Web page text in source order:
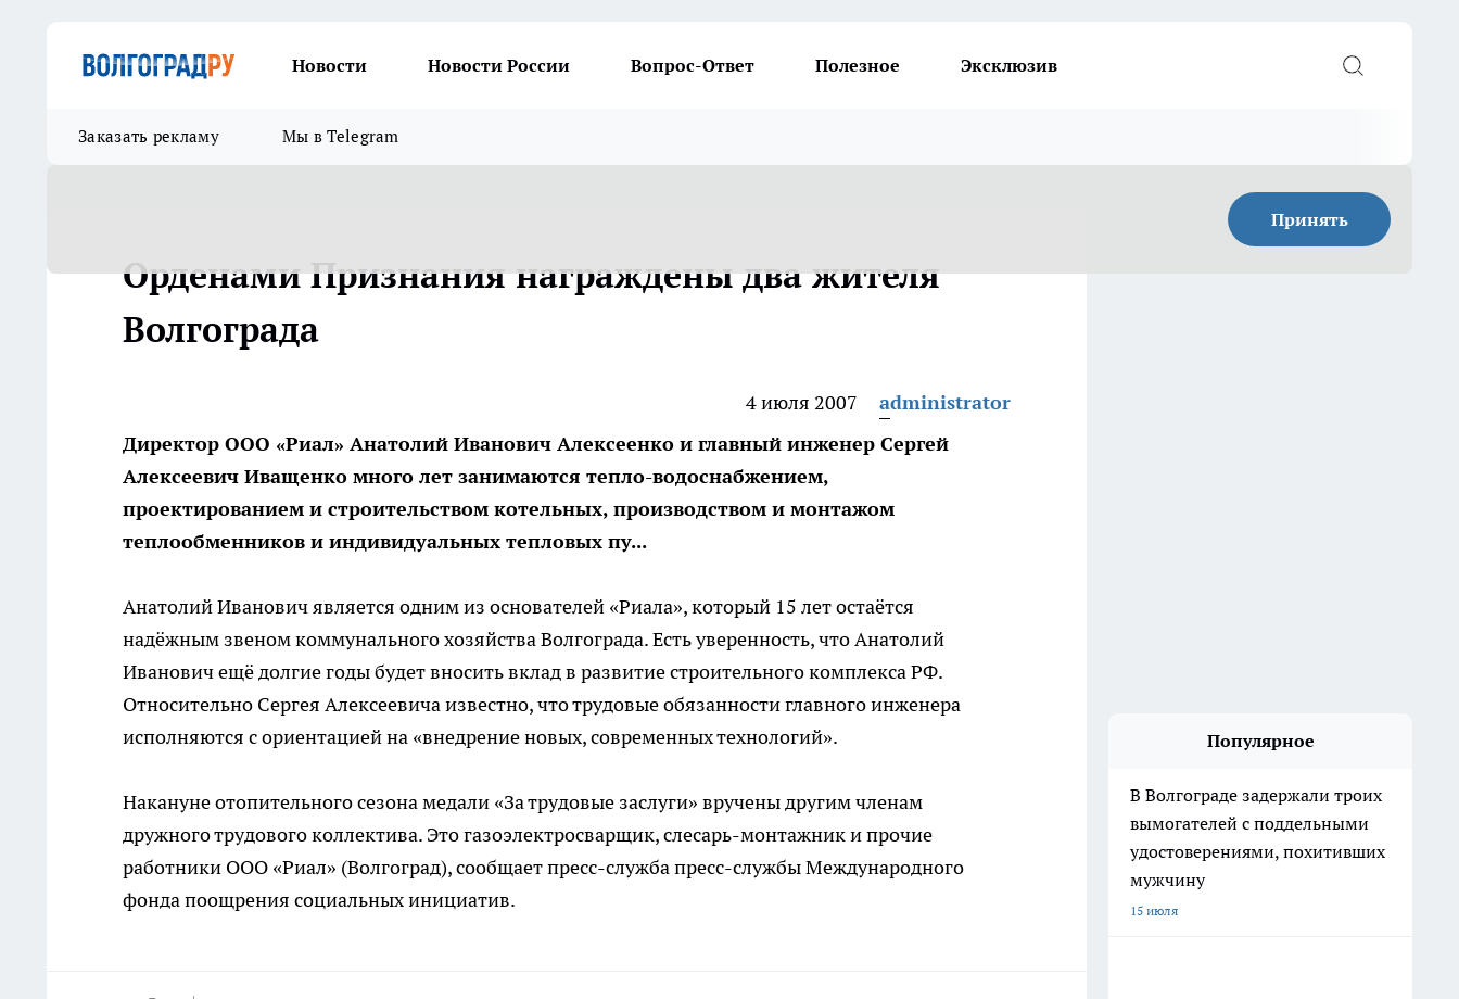
Новости Новости России Вопрос-Ответ Полезное Эксклюзив
Заказать рекламу Мы в Telegram
Принять
Орденами Признания награждены два жителя
Волгограда
4 июля 2007
administrator
Директор ООО «Риал» Анатолий Иванович Алексеенко и главный инженер Сергей
Алексеевич Иващенко много лет занимаются тепло-водоснабжением,
проектированием и строительством котельных, производством и монтажом
теплообменников и индивидуальных тепловых пу...
Анатолий Иванович является одним из основателей «Риала», который 15 лет остаётся
надёжным звеном коммунального хозяйства Волгограда. Есть уверенность, что Анатолий
Иванович ещё долгие годы будет вносить вклад в развитие строительного комплекса РФ.
Относительно Сергея Алексеевича известно, что трудовые обязанности главного инженера
исполняются с ориентацией на «внедрение новых, современных технологий».
Накануне отопительного сезона медали «За трудовые заслуги» вручены другим членам
дружного трудового коллектива. Это газоэлектросварщик, слесарь-монтажник и прочие
работники ООО «Риал» (Волгоград), сообщает пресс-служба пресс-службы Международного
фонда поощрения социальных инициатив.
Популярное
В Волгограде задержали троих
вымогателей с поддельными
удостоверениями, похитивших
мужчину
15 июля